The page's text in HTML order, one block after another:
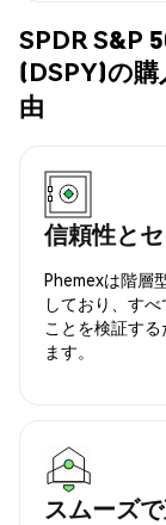
SPDR S&P
(DSPY)の
由
信頼性と
Phemexは階層
しており、す
ことを検証する
ます。
スムーズ